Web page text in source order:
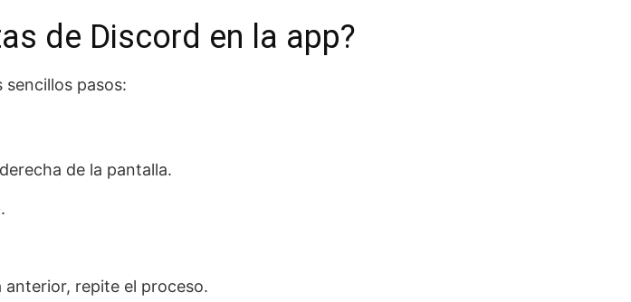
de Discord en la app?
pasos:
de la pantalla.
.
anterior, repite el proceso.